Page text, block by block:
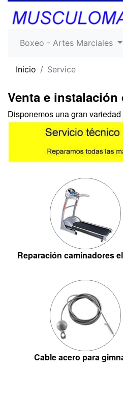
Boxeo - Artes Marciales
Inicio Service
Venta e
Disponemos una gran
Reparación caminadores
Cable acero para